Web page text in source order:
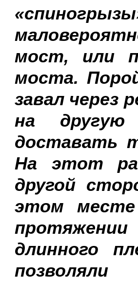
мост, или
моста.
завал через
на
доставать
На этот
другой
этом месте
длинного